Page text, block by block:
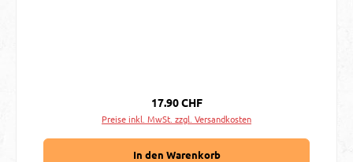
Regulärer Preis:
17.90 CHF
Preise inkl. MwSt. zzgl. Versandkosten
In den Warenkorb